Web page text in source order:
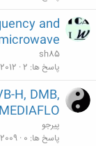
and
sh85
پاسخ ها 2
H, DMB,
پیرجو
پاسخ ها 0